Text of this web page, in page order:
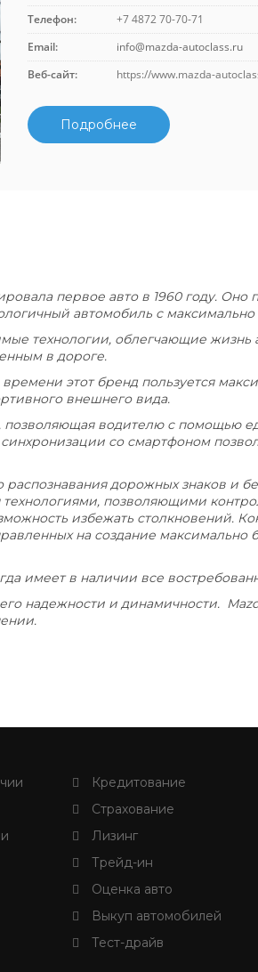
Телефон:
+7 4872 70-70-71
Email:
info@mazda-autoclass.ru
Веб-сайт:
https://www.mazda-
Подробнее
первое авто в 1960 году.
автомобиль с
технологии, облегчающие жизнь
в дороге.
этот бренд пользуется
внешнего вида.
водителю с помощью
со смартфоном
дорожных знаков и
позволяющими
избежать столкновений.
на создание
имеет в наличии все
надежности и динамичности.
Кредитование
Страхование
Лизинг
Трейд-ин
Оценка авто
Выкуп автомобилей
Тест-драйв